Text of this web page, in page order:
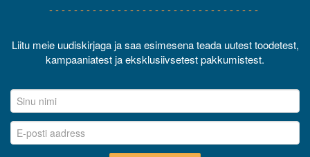
- - - - - - - - - - - - - - - - - - - - - - - - - - - - - - - - - -
Liitu meie uudiskirjaga ja saa esimesena teada uutest toodetest,
kampaaniatest ja eksklusiivsetest pakkumistest.